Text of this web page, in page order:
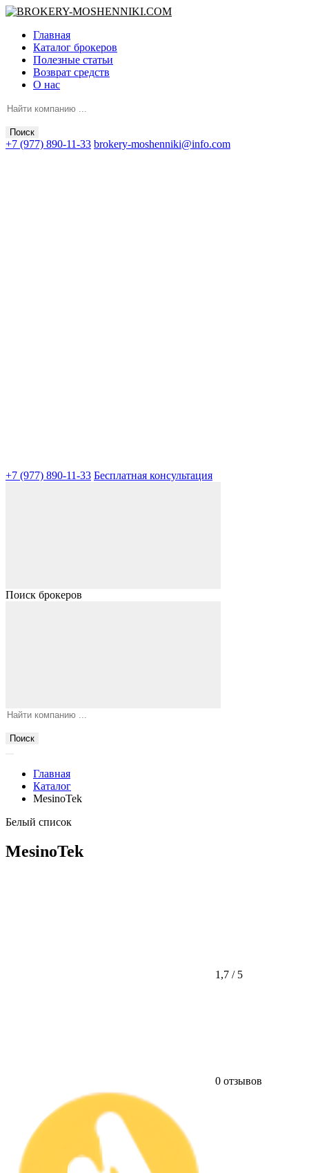
Главная
Каталог брокеров
Полезные статьи
Возврат средств
О нас
Поиск
+7 (977) 890-11-33 brokery-moshenniki@info.com
+7 (977) 890-11-33 Бесплатная консультация
Поиск брокеров
Поиск
Главная
Каталог
MesinoTek
Белый список
MesinoTek
1,7 / 5
0 отзывов